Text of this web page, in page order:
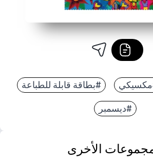
#بطاقة قابلة للطباعة
#ديسمبر
الأخرى